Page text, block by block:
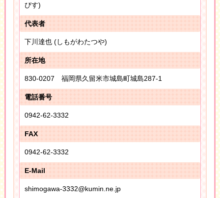
びす)
代表者
下川達也 (しもがわたつや)
所在地
830-0207 福岡県久留米市城島町城島287-1
電話番号
0942-62-3332
FAX
0942-62-3332
E-Mail
shimogawa-3332@kumin.ne.jp